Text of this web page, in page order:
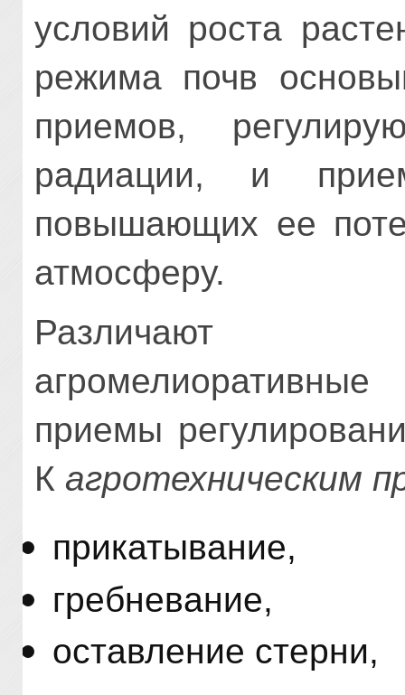
условий роста
режима почв
приемов,
радиации, и
повышающих ее
атмосферу.
Различают
агромелиоративные
приемы
К агротехническим
прикатывание,
гребневание,
оставление стерни,